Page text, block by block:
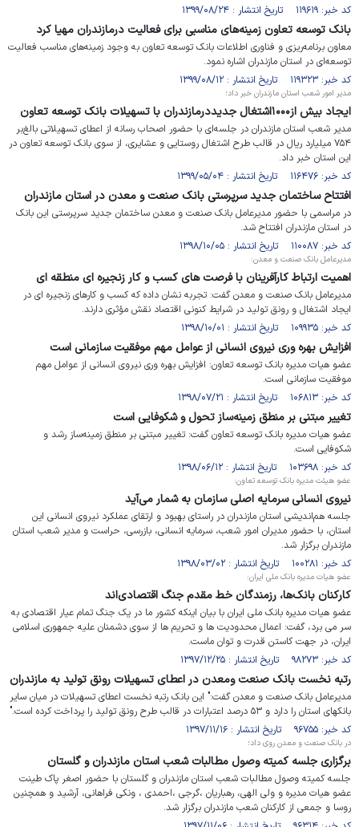
کد خبر: ۱۱۹۶۱۹ تاریخ انتشار : ۱۳۹۹/۰۸/۲۴
بانک توسعه تعاون زمینه‌های مناسبی برای فعالیت درمازندران مهیا کرد
معاون برنامه‌ریزی و فناوری اطلاعات بانک توسعه تعاون به وجود زمینه‌های مناسب فعالیت
توسعه‌ای در استان مازندران اشاره نمود.
کد خبر: ۱۱۹۳۲۳ تاریخ انتشار : ۱۳۹۹/۰۸/۱۲
مدیر امور شعب استان مازندران خبر داد؛
ایجاد بیش از۱۰۰۰اشتغال جدیددرمازندران با تسهیلات بانک توسعه تعاون
مدیر شعب استان مازندران در جلسه‌ای با حضور اصحاب رسانه از اعطای تسهیلاتی بالغ‌بر
۷۵۴ میلیارد ریال در قالب طرح اشتغال روستایی و عشایری، از سوی بانک توسعه تعاون در
این استان خبر داد.
کد خبر: ۱۱۶۴۷۶ تاریخ انتشار : ۱۳۹۹/۰۵/۰۴
افتتاح ساختمان جدید سرپرستی بانک صنعت و معدن در استان مازندران
در مراسمی با حضور مدیرعامل بانک صنعت و معدن ساختمان جدید سرپرستی این بانک
در استان مازندران افتتاح شد.
کد خبر: ۱۱۰۰۸۷ تاریخ انتشار : ۱۳۹۸/۱۰/۰۵
مدیرعامل بانک صنعت و معدن:
اهمیت ارتباط کارآفرینان با فرصت های کسب و کار زنجیره ای منطقه ای
مدیرعامل بانک صنعت و معدن گفت: تجربه نشان داده که کسب و کارهای زنجیره ای در
ایجاد اشتغال و رونق تولید در شرایط کنونی اقتصاد نقش مؤثری دارند.
کد خبر: ۱۰۹۹۳۵ تاریخ انتشار : ۱۳۹۸/۱۰/۰۱
افزایش بهره وری نیروی انسانی از عوامل مهم موفقیت سازمانی است
عضو هیات مدیره بانک توسعه تعاون: افزایش بهره وری نیروی انسانی از عوامل مهم
موفقیت سازمانی است.
کد خبر: ۱۰۶۸۱۳ تاریخ انتشار : ۱۳۹۸/۰۷/۲۱
تغییر مبتنی بر منطق زمینه‌ساز تحول و شکوفایی است
عضو هیات مدیره بانک توسعه تعاون گفت: تغییر مبتنی بر منطق زمینه‌ساز رشد و
شکوفایی است.
کد خبر: ۱۰۳۶۹۸ تاریخ انتشار : ۱۳۹۸/۰۶/۱۲
عضو هیئت مدیره بانک توسعه تعاون:
نیروی انسانی سرمایه اصلی سازمان به شمار می‌آید
جلسه هم‌اندیشی استان مازندران در راستای بهبود و ارتقای عملکرد نیروی انسانی این
استان، با حضور مدیران امور شعب، سرمایه انسانی، بازرسی، حراست و مدیر شعب استان
مازندران برگزار شد.
کد خبر: ۱۰۰۲۸۱ تاریخ انتشار : ۱۳۹۸/۰۳/۰۲
عضو هیات مدیره بانک ملی ایران:
کارکنان بانک‌ها، رزمندگان خط مقدم جنگ اقتصادی‌اند
عضو هیات مدیره بانک ملی ایران با بیان اینکه کشور ما در یک جنگ تمام عیار اقتصادی به
سر می برد، گفت: اعمال محدودیت ها و تحریم ها از سوی دشمنان علیه جمهوری اسلامی
ایران، در جهت کاستن قدرت و توان ماست.
کد خبر: ۹۸۲۷۳ تاریخ انتشار : ۱۳۹۷/۱۲/۲۵
رتبه نخست بانک صنعت ومعدن در اعطای تسهیلات رونق تولید به مازندران
مدیرعامل بانک صنعت و معدن گفت:" این بانک رتبه نخست اعطای تسهیلات در میان سایر
بانکهای استان را دارد و ۵۳ درصد اعتبارات در قالب طرح رونق تولید را پرداخت کرده است."
کد خبر: ۹۶۷۵۵ تاریخ انتشار : ۱۳۹۷/۱۱/۱۶
در بانک صنعت و معدن روی داد؛
برگزاری جلسه کمیته وصول مطالبات شعب استان مازندران و گلستان
جلسه کمیته وصول مطالبات شعب استان مازندران و گلستان با حضور اصغر پاک طینت
عضو هیات مدیره و ولی الهی، رهباریان ،گرجی ،احمدی ، ونکی فراهانی، آرشید و همچنین
روسا و جمعی از کارکنان شعب مازندران برگزار شد.